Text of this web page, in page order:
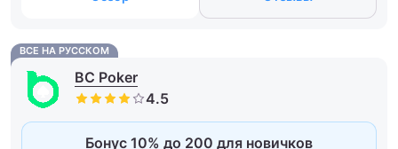
ВСЕ НА РУССКОМ
BC Poker
Бонус 10% до 200 для новичков